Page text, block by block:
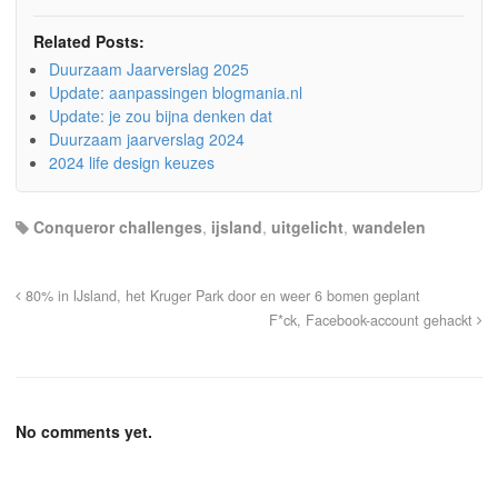
Related Posts:
Duurzaam Jaarverslag 2025
Update: aanpassingen blogmania.nl
Update: je zou bijna denken dat
Duurzaam jaarverslag 2024
2024 life design keuzes
Conqueror challenges, ijsland, uitgelicht, wandelen
80% in IJsland, het Kruger Park door en weer 6 bomen geplant
F*ck, Facebook-account gehackt
No comments yet.